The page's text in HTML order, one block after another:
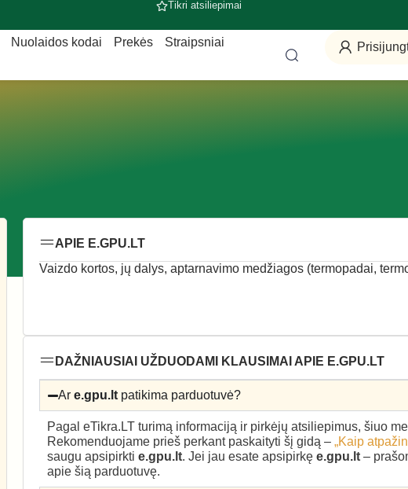
Tikri atsiliepimai
Nuolaidos kodai Prekės Straipsniai
APIE E.GPU.LT
Vaizdo kortos, jų dalys, aptarnavimo medžiagos (termopadai,
DAŽNIAUSIAI UŽDUODAMI KLAUSIMAI APIE E.GPU.LT
Are.gpu.lt patikima parduotuvė?
Pagal eTikra.LT turimą informaciją ir pirkėjų atsiliepimus, šiuo
Rekomenduojame prieš perkant paskaityti šį gidą – „Kaip
saugu apsipirkti e.gpu.lt. Jei jau esate apsipirkę e.gpu.lt –
apie šią parduotuvę.